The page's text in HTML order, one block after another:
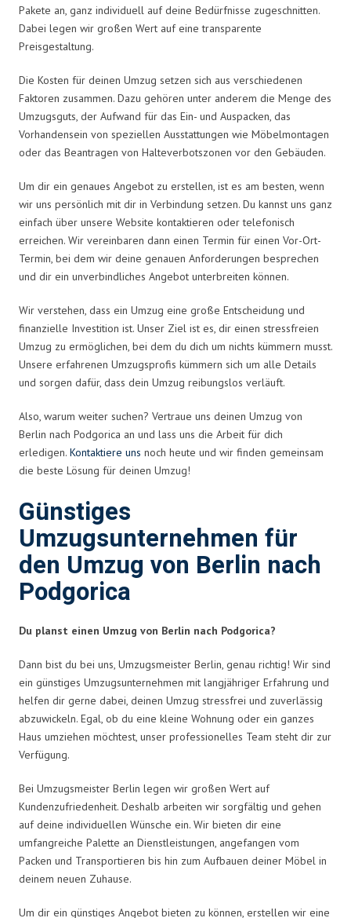
Pakete an, ganz individuell auf deine Bedürfnisse zugeschnitten.
Dabei legen wir großen Wert auf eine transparente
Preisgestaltung.
Die Kosten für deinen Umzug setzen sich aus verschiedenen
Faktoren zusammen. Dazu gehören unter anderem die Menge des
Umzugsguts, der Aufwand für das Ein- und Auspacken, das
Vorhandensein von speziellen Ausstattungen wie Möbelmontagen
oder das Beantragen von Halteverbotszonen vor den Gebäuden.
Um dir ein genaues Angebot zu erstellen, ist es am besten, wenn
wir uns persönlich mit dir in Verbindung setzen. Du kannst uns ganz
einfach über unsere Website kontaktieren oder telefonisch
erreichen. Wir vereinbaren dann einen Termin für einen Vor-Ort-
Termin, bei dem wir deine genauen Anforderungen besprechen
und dir ein unverbindliches Angebot unterbreiten können.
Wir verstehen, dass ein Umzug eine große Entscheidung und
finanzielle Investition ist. Unser Ziel ist es, dir einen stressfreien
Umzug zu ermöglichen, bei dem du dich um nichts kümmern musst.
Unsere erfahrenen Umzugsprofis kümmern sich um alle Details
und sorgen dafür, dass dein Umzug reibungslos verläuft.
Also, warum weiter suchen? Vertraue uns deinen Umzug von
Berlin nach Podgorica an und lass uns die Arbeit für dich
erledigen. Kontaktiere uns noch heute und wir finden gemeinsam
die beste Lösung für deinen Umzug!
Günstiges
Umzugsunternehmen für
den Umzug von Berlin nach
Podgorica
Du planst einen Umzug von Berlin nach Podgorica?
Dann bist du bei uns, Umzugsmeister Berlin, genau richtig! Wir sind
ein günstiges Umzugsunternehmen mit langjähriger Erfahrung und
helfen dir gerne dabei, deinen Umzug stressfrei und zuverlässig
abzuwickeln. Egal, ob du eine kleine Wohnung oder ein ganzes
Haus umziehen möchtest, unser professionelles Team steht dir zur
Verfügung.
Bei Umzugsmeister Berlin legen wir großen Wert auf
Kundenzufriedenheit. Deshalb arbeiten wir sorgfältig und gehen
auf deine individuellen Wünsche ein. Wir bieten dir eine
umfangreiche Palette an Dienstleistungen, angefangen vom
Packen und Transportieren bis hin zum Aufbauen deiner Möbel in
deinem neuen Zuhause.
Um dir ein günstiges Angebot bieten zu können, erstellen wir eine